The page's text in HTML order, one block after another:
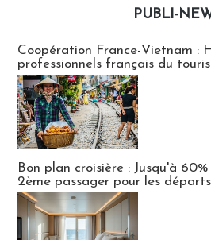
PUBLI-
Coopération France-Vietnam :
professionnels français du
Bon plan croisière : Jusqu'à
2ème passager pour les